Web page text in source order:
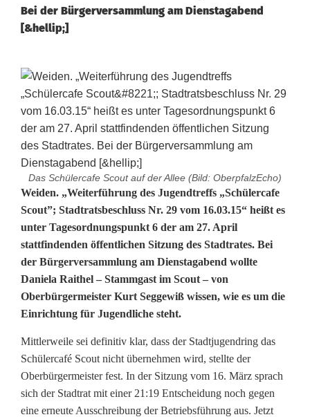
Bei der Bürgerversammlung am Dienstagabend
[&hellip;]
Das Schülercafe Scout auf der Allee (Bild: OberpfalzEcho)
N
o
c
h
e
n
e
C
Weiden. „Weiterführung des Jugendtreffs „Schülercafe
Scout”; Stadtratsbeschluss Nr. 29 vom 16.03.15“ heißt es
unter Tagesordnungspunkt 6 der am 27. April
stattfindenden öffentlichen Sitzung des Stadtrates. Bei
der Bürgerversammlung am Dienstagabend wollte
Daniela Raithel – Stammgast im Scout – von
Oberbürgermeister Kurt Seggewiß wissen, wie es um die
Einrichtung für Jugendliche steht.
Mittlerweile sei definitiv klar, dass der Stadtjugendring das
Schülercafé Scout nicht übernehmen wird, stellte der
Oberbürgermeister fest. In der Sitzung vom 16. März sprach
sich der Stadtrat mit einer 21:19 Entscheidung noch gegen
eine erneute Ausschreibung der Betriebsführung aus. Jetzt